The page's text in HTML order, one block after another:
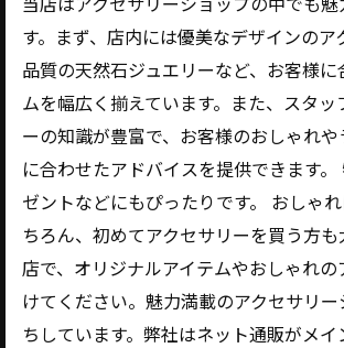
す。まず、店内には優美なデザインのア
品質の天然石ジュエリーなど、お客様に
ムを幅広く揃えています。また、スタッ
ーの知識が豊富で、お客様のおしゃれ
に合わせたアドバイスを提供できます
ゼントなどにもぴったりです。 おしゃ
ちろん、初めてアクセサリーを買う方も
店で、オリジナルアイテムやおしゃれの
けてください。魅力満載のアクセサリ
ちしています。弊社はネット通販がメ